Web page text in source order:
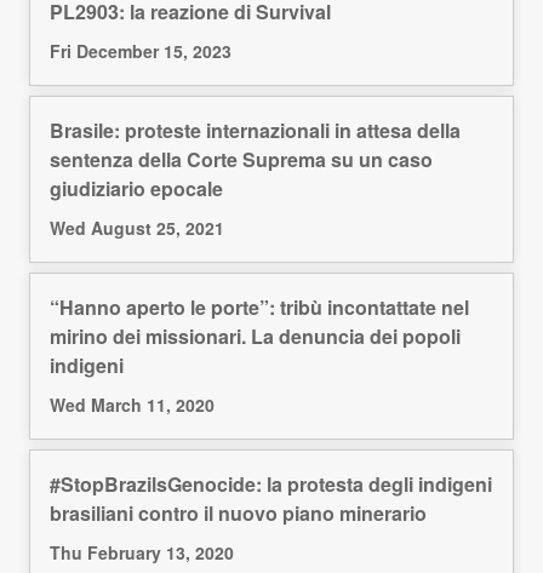
PL2903: la reazione di Survival
Fri December 15, 2023
Brasile: proteste internazionali in attesa della
sentenza della Corte Suprema su un caso
giudiziario epocale
Wed August 25, 2021
“Hanno aperto le porte”: tribù incontattate nel
mirino dei missionari. La denuncia dei popoli
indigeni
Wed March 11, 2020
#StopBrazilsGenocide: la protesta degli indigeni
brasiliani contro il nuovo piano minerario
Thu February 13, 2020